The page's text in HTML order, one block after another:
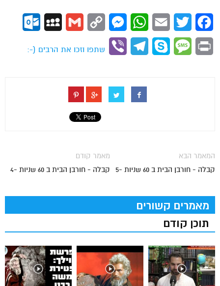
Facebook
Twitter
Email
WhatsApp
Messenger
Copy
Gmail
MySpace
Print
Message
Skype
Telegram
Viber
שתפו וזכו את הרבים (-:
מאמר קודם
קבלה - חורבן הבית ב 60 שניות -4
המאמר הבא
קבלה - חורבן הבית ב 60 שניות -5
מאמרים קשורים
תוכן קודם